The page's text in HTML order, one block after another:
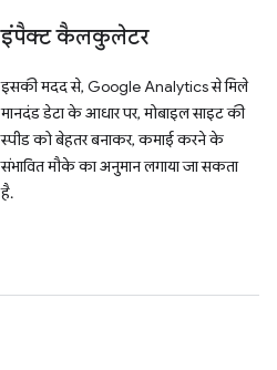
इंपैक्ट कैलकुलेटर
इसकी मदद से, Google Analytics से मिले
मानदंड डेटा के आधार पर, मोबाइल साइट की
स्पीड को बेहतर बनाकर, कमाई करने के
संभावित मौके का अनुमान लगाया जा सकता
है.